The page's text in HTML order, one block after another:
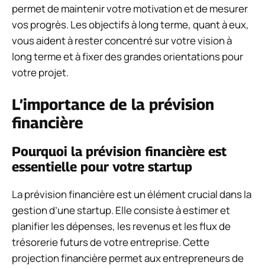
permet de maintenir votre motivation et de mesurer
vos progrès. Les objectifs à long terme, quant à eux,
vous aident à rester concentré sur votre vision à
long terme et à fixer des grandes orientations pour
votre projet.
L’importance de la prévision
financière
Pourquoi la prévision financière est
essentielle pour votre startup
La prévision financière est un élément crucial dans la
gestion d’une startup. Elle consiste à estimer et
planifier les dépenses, les revenus et les flux de
trésorerie futurs de votre entreprise. Cette
projection financière permet aux entrepreneurs de